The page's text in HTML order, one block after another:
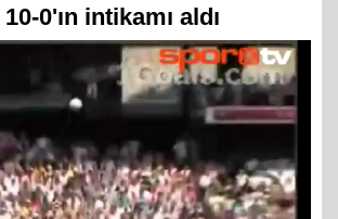
0'ın intikamı aldı